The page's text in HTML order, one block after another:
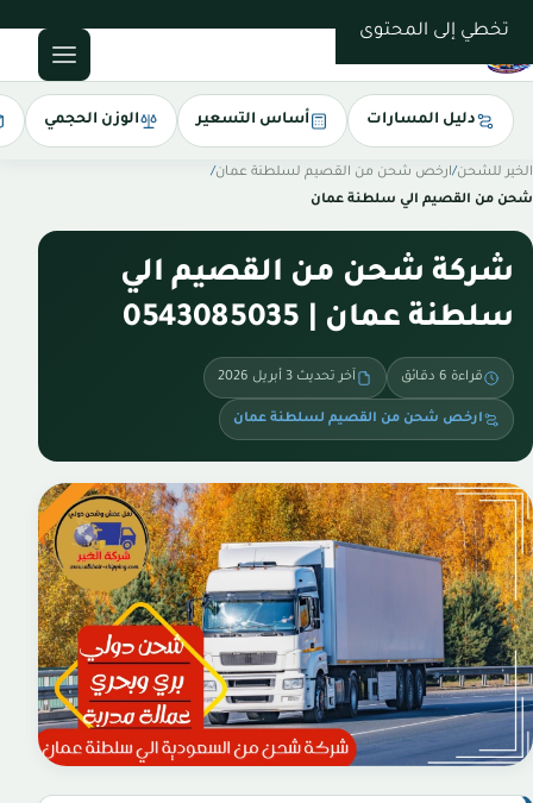
تخطي إلى المحتوى
دليل المسارات أساس التسعير الوزن الحجمي
الخير للشحن/ارخص شحن من القصيم لسلطنة عمان/
شحن من القصيم الي سلطنة عمان
شركة شحن من القصيم الي
سلطنة عمان | 0543085035
قراءة 6 دقائق آخر تحديث 3 أبريل 2026
ارخص شحن من القصيم لسلطنة عمان